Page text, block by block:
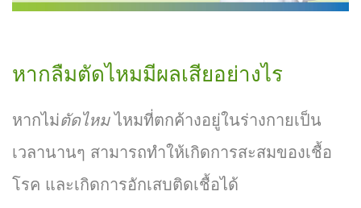
หากลืมตัดไหมมีผลเสียอย่างไร
หากไม่ตัดไหมไหมที่ตกค้างอยู่ในร่างกายเป็น
เวลานานๆ สามารถทำให้เกิดการสะสมของเชื้อ
โรค และเกิดการอักเสบติดเชื้อได้